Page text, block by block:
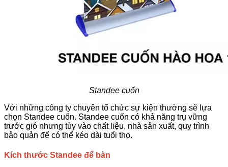
Standee cuốn
Với những công ty chuyên tổ chức sự kiện thường sẽ lựa
chọn Standee cuốn. Standee cuốn có khả năng trụ vững
trước gió nhưng tùy vào chất liệu, nhà sản xuất, quy trình
bảo quản để có thể kéo dài tuổi thọ.
Kích thước Standee để bàn